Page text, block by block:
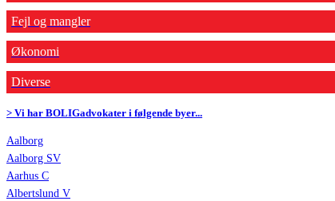
Fejl og mangler
Økonomi
Diverse
> Vi har BOLIGadvokater i følgende byer...
Aalborg
Aalborg SV
Aarhus C
Albertslund V